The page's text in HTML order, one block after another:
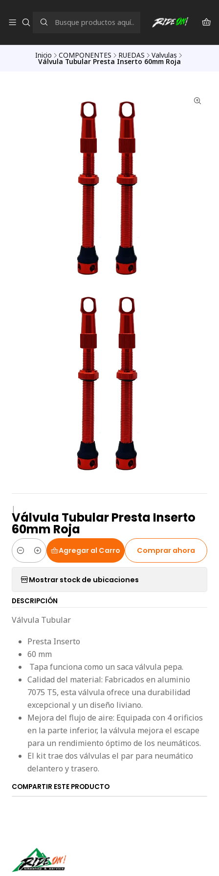
Inicio COMPONENTES RUEDAS Valvulas
Válvula Tubular Presta Inserto 60mm Roja
|
Válvula Tubular Presta Inserto
60mm Roja
Cantidad
Agregar al Carro Comprar ahora
Mostrar stock de ubicaciones
DESCRIPCIÓN
Válvula Tubular
Presta Inserto
60 mm
Tapa funciona como un saca válvula pepa.
Calidad del material: Fabricados en aluminio
7075 T5, esta válvula ofrece una durabilidad
excepcional y un diseño liviano.
Mejora del flujo de aire: Equipada con 4 orificios
en la parte inferior, la válvula mejora el escape
para un rendimiento óptimo de los neumáticos.
El kit trae dos válvulas el par para neumático
delantero y trasero.
COMPARTIR ESTE PRODUCTO